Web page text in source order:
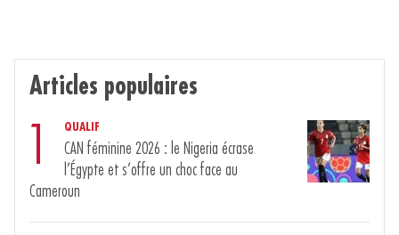
Articles populaires
QUALIF
CAN féminine 2026 : le Nigeria écrase
l’Égypte et s’offre un choc face au
Cameroun